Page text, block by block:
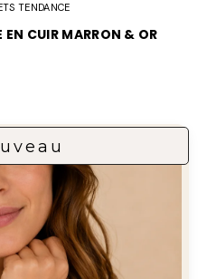
TENDANCE
EN CUIR MARRON & OR